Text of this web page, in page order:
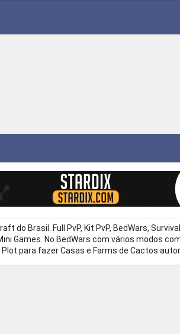
do Brasil. Full PvP, Kit PvP, BedWars,
Games. No BedWars com vários modos
Plot para fazer Casas e Farms de Cactos